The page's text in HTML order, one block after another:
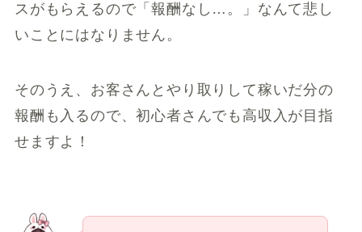
スがもらえるので「報酬なし…。」なんて悲し
いことにはなりません。
そのうえ、お客さんとやり取りして稼いだ分の
報酬も入るので、初心者さんでも高収入が目指
せますよ！